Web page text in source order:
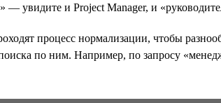
— увидите и Project Manager, и
процесс нормализации, чтобы
по ним. Например, по запросу